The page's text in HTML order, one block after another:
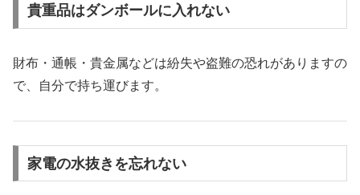
貴重品はダンボールに入れない
財布・通帳・貴金属などは紛失や盗難の恐れがありますの
で、自分で持ち運びます。
家電の水抜きを忘れない